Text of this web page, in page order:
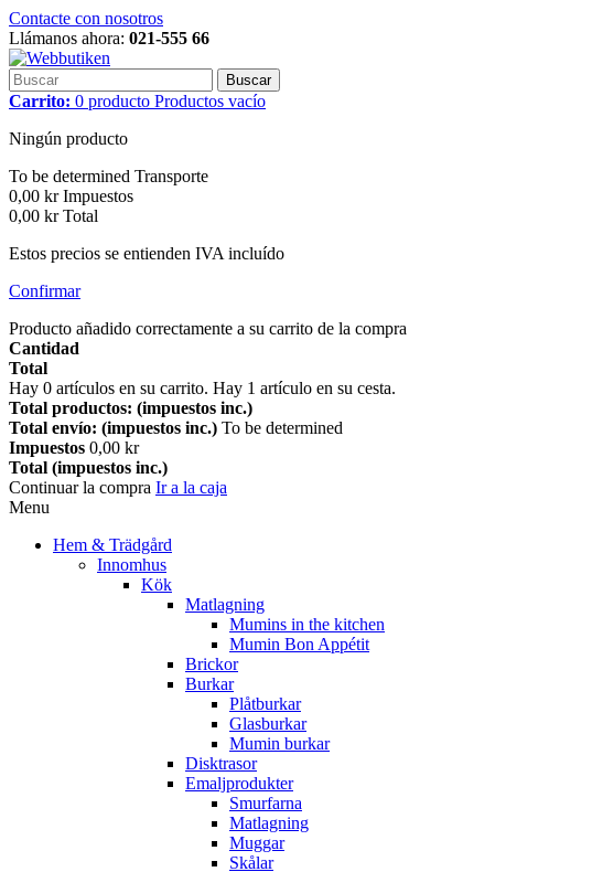
Contacte con nosotros
Llámanos ahora: 021-555 66
Buscar
Carrito: 0 producto Productos vacío
Ningún producto
To be determined Transporte
0,00 kr Impuestos
0,00 kr Total
Estos precios se entienden IVA incluído
Confirmar
Producto añadido correctamente a su carrito de la compra
Cantidad
Total
Hay 0 artículos en su carrito. Hay 1 artículo en su cesta.
Total productos: (impuestos inc.)
Total envío: (impuestos inc.) To be determined
Impuestos 0,00 kr
Total (impuestos inc.)
Continuar la compra Ir a la caja
Menu
Hem & Trädgård
Innomhus
Kök
Matlagning
Mumins in the kitchen
Mumin Bon Appétit
Brickor
Burkar
Plåtburkar
Glasburkar
Mumin burkar
Disktrasor
Emaljprodukter
Smurfarna
Matlagning
Muggar
Skålar